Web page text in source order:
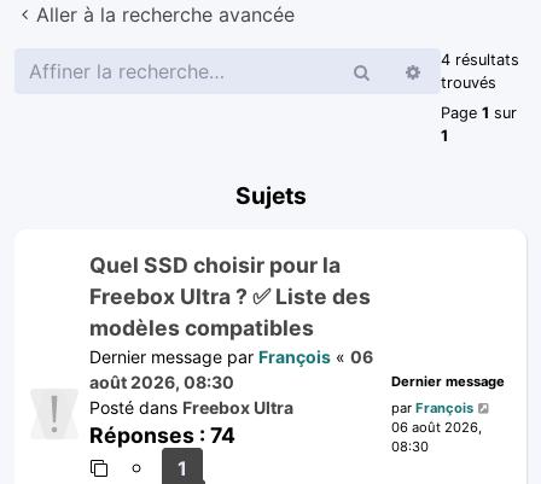
Aller à la recherche avancée
RechercherRecherche
4 résultats
trouvés
Page 1 sur
1
Sujets
Quel SSD choisir pour la
Freebox Ultra ? ✅ Liste des
modèles compatibles
Dernier message par François « 06
août 2026, 08:30
Posté dans Freebox Ultra
Réponses : 74
1
Dernier message
par François
06 août 2026,
08:30